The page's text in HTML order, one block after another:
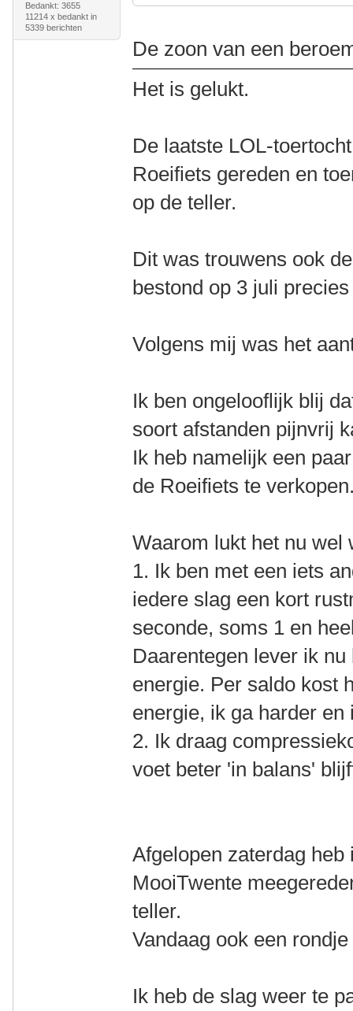
Bedankt: 3655
11214 x bedankt in
5339 berichten
De zoon van een
Het is gelukt.
De laatste LOL-
Roeifiets gereden en
op de teller.
Dit was trouwens ook
bestond op 3 juli
Volgens mij was het
Ik ben ongelooflijk blij
soort afstanden pijnvrij
Ik heb namelijk een
de Roeifiets te
Waarom lukt het nu wel
1. Ik ben met een iets
iedere slag een kort
seconde, soms 1 en
Daarentegen lever ik
energie. Per saldo kost
energie, ik ga harder
2. Ik draag
voet beter 'in balans'
Afgelopen zaterdag
MooiTwente
teller.
Vandaag ook een
Ik heb de slag weer te